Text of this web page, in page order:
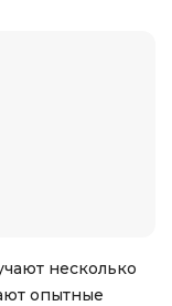
несколько
опытные